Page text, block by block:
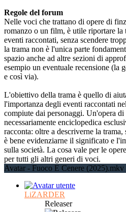
Regole del forum
Nelle voci che trattano di opere di
romanzo o un film, è utile riportare la
eventi raccontati, senza scendere
la trama non è l'unica parte
spazio anche ad altre sezioni di
esempio un eventuale recensione (la
e così via).
L'obiettivo della trama è quello di
l'importanza degli eventi raccontati
compiute dai personaggi. Un'opera
necessariamente enciclopedica
racconta: oltre a descriverne la
è bene evidenziarne il significato e
sulla società. La cosa vale per le
per tutti gli altri generi di voci.
Avatar - Fuoco E Cenere
LiZARDER
Releaser